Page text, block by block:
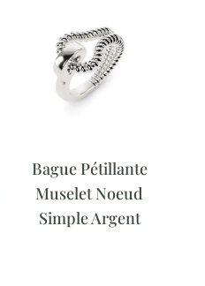
Bague Pétillante
Muselet Noeud
Simple Argent